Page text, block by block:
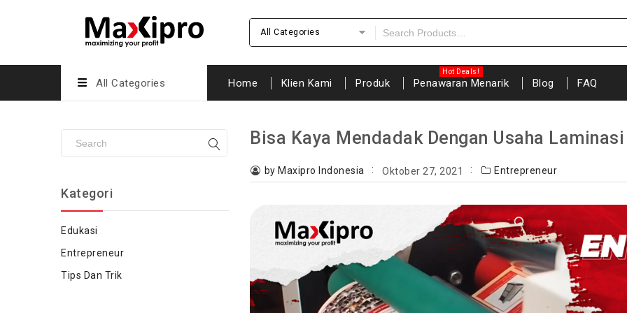
All Categories
All Categories Home Klien Kami Produk Penawaran Menarik Blog FAQ
Bisa Kaya Mendadak Dengan Usaha
by Maxipro Indonesia Oktober 27, 2021 Entrepreneur
Kategori
Edukasi
Entrepreneur
Tips Dan Trik